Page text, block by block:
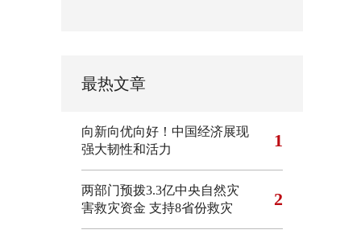
最热文章
向新向优向好！中国经济展现
强大韧性和活力
1
两部门预拨3.3亿中央自然灾
害救灾资金 支持8省份救灾
2